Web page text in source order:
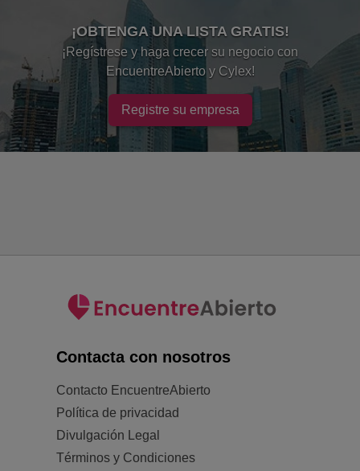
¡OBTENGA UNA LISTA GRATIS!
¡Regístrese y haga crecer su negocio con
EncuentreAbierto y Cylex!
Registre su empresa
Contacta con nosotros
Contacto EncuentreAbierto
Política de privacidad
Divulgación Legal
Términos y Condiciones